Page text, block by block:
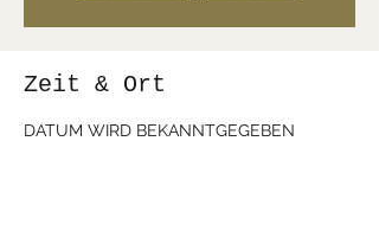
Zeit & Ort
DATUM WIRD BEKANNTGEGEBEN